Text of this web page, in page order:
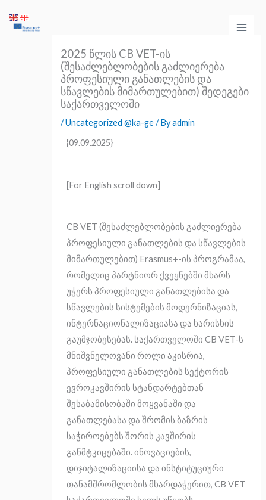
2025 წლის CB VET-ის
(შესაძლებლობების გაძლიერება
პროფესიული განათლების და
სწავლების მიმართულებით) შედეგები
საქართველოში
/Uncategorized @ka-ge/ Byadmin
{09.09.2025}
[For English scroll down]
CB VET (შესაძლებლობების გაძლიერება
პროფესიული განათლების და სწავლების
მიმართულებით) Erasmus+-ის პროგრამაა,
რომელიც პარტნიორ ქვეყნებში მხარს
უჭერს პროფესიული განათლებისა და
სწავლების სისტემების მოდერნიზაციას,
ინტერნაციონალიზაციასა და ხარისხის
გაუმჯობესებას. საქართველოში CB VET-ს
მნიშვნელოვანი როლი აკისრია,
პროფესიული განათლების სექტორის
ევროკავშირის სტანდარტებთან
შესაბამისობაში მოყვანაში და
განათლებასა და შრომის ბაზრის
საჭიროებებს შორის კავშირის
განმტკიცებაში. ინოვაციების,
დიჯიტალიზაციისა და ინსტიტუციური
თანამშრომლობის მხარდაჭერით, CB VET